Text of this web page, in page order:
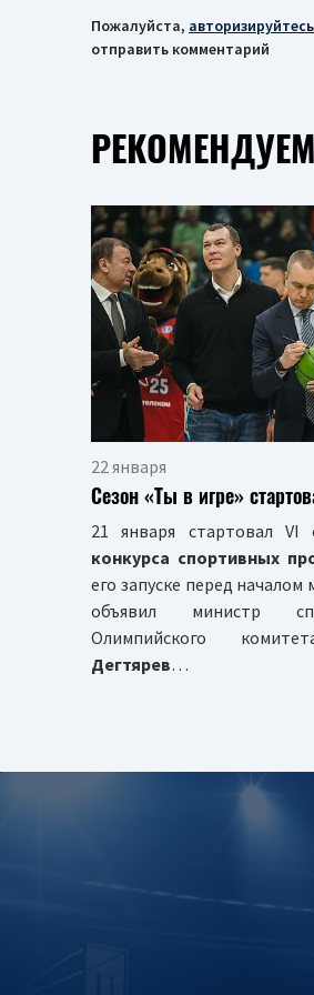
Пожалуйста, авторизируйтесь
отправить комментарий
22 января
Сезон «Ты в игре»
21 января стартовал VI
конкурса спортивных
его запуске перед
объявил министр
Олимпийского
Дегтярев…